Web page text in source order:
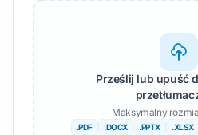
Prześlij lub upuść
Maksymalny
.PDF .DOCX .PPTX .XLSX